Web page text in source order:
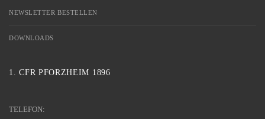
NEWSLETTER BESTELLEN
DOWNLOADS
1. CFR PFORZHEIM 1896
TELEFON: